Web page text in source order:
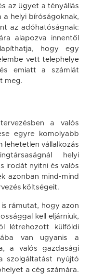
az ügyet a tényállás
helyi bíróságoknak,
az adóhatóságnak:
alapozva innentől
hogy egy
vett telephelye
emiatt a számlát
meg.
a valós
egyre komolyabb
lehetetlen vállalkozás
helyi
irodát nyitni és valós
azonban mind-mind
költségeit.
rámutat, hogy azon
kell eljárniuk,
létrehozott külföldi
van ugyanis a
a valós gazdasági
szolgáltatást nyújtó
a cég számára.